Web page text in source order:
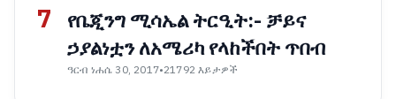
7
የቤጂንግ ሚሳኤል ትርዒት:- ቻይና
ኃያልነቷን ለአሜሪካ የላከችበት ጥበብ
ዓርብ ነሐሴ 30, 2017•21792 እይታዎች